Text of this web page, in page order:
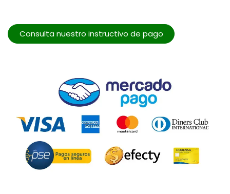
Consulta nuestro instructivo de pago